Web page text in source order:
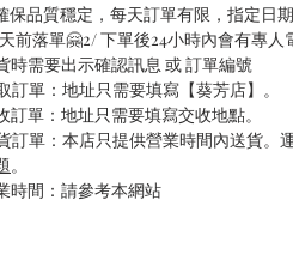
保品質穩定，每天訂單有限，指定日
前落單🤗2/ 下單後24小時內會有專人
時需要出示確認訊息 或 訂單編號
訂單：地址只需要填寫【葵芳店】。
訂單：地址只需要填寫交收地點。
訂單：本店只提供營業時間內送貨。
。
時間：請參考本網站